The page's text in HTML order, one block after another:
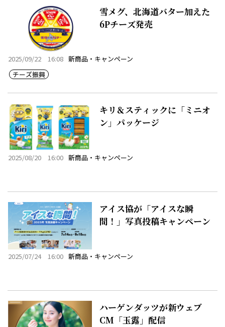
雪メグ、北海道バター加えた
6Pチーズ発売
2025/09/22 16:08 新商品・キャンペーン
チーズ振興
キリ＆スティックに「ミニオ
ン」パッケージ
2025/08/20 16:00 新商品・キャンペーン
アイス協が「アイスな瞬
間！」写真投稿キャンペーン
2025/07/24 16:00 新商品・キャンペーン
ハーゲンダッツが新ウェブ
CM「玉露」配信